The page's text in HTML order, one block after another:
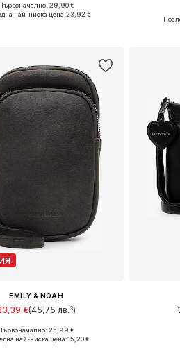
размери: One Size
Първоначално: 29,90 €
най-ниска цена:23,92 €
EMILY & NOAH
€(45,75 лв.³)
размери: One Size
25,99 €
най-ниска цена:15,20 €